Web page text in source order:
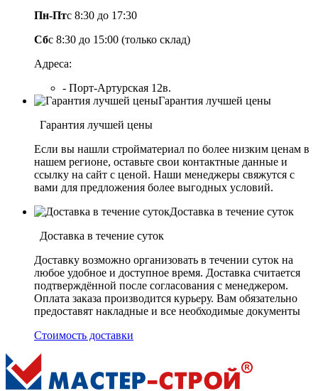
Пн-Птс 8:30 до 17:30
Сбс 8:30 до 15:00 (только склад)
Адреса:
- Порт-Артурская 12в.
Гарантия лучшей цены
Гарантия лучшей цены
Если вы нашли стройматериал по более низким ценам в
нашем регионе, оставьте свои контактные данные и
ссылку на сайт с ценой. Наши менеджеры свяжутся с
вами для предложения более выгодных условий.
Доставка в течение суток
Доставка в течение суток
Доставку возможно организовать в течении суток на
любое удобное и доступное время. Доставка считается
подтверждённой после согласования с менеджером.
Оплата заказа производится курьеру. Вам обязательно
предоставят накладные и все необходимые документы
Стоимость доставки